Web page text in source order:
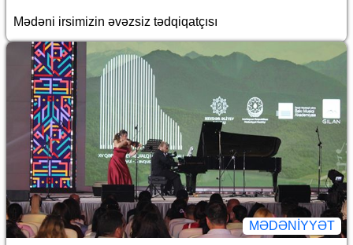
Mədəni irsimizin əvəzsiz tədqiqatçısı
MƏDƏNIYYƏT